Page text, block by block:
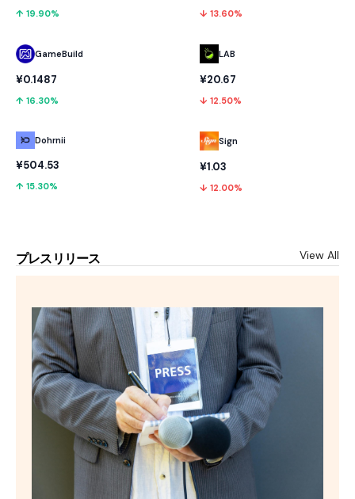
↑ 19.90%
GameBuild
¥0.1487
↑ 16.30%
Dohrnii
¥504.53
↑ 15.30%
↓ 13.60%
LAB
¥20.67
↓ 12.50%
Sign
¥1.03
↓ 12.00%
プレスリリース View All